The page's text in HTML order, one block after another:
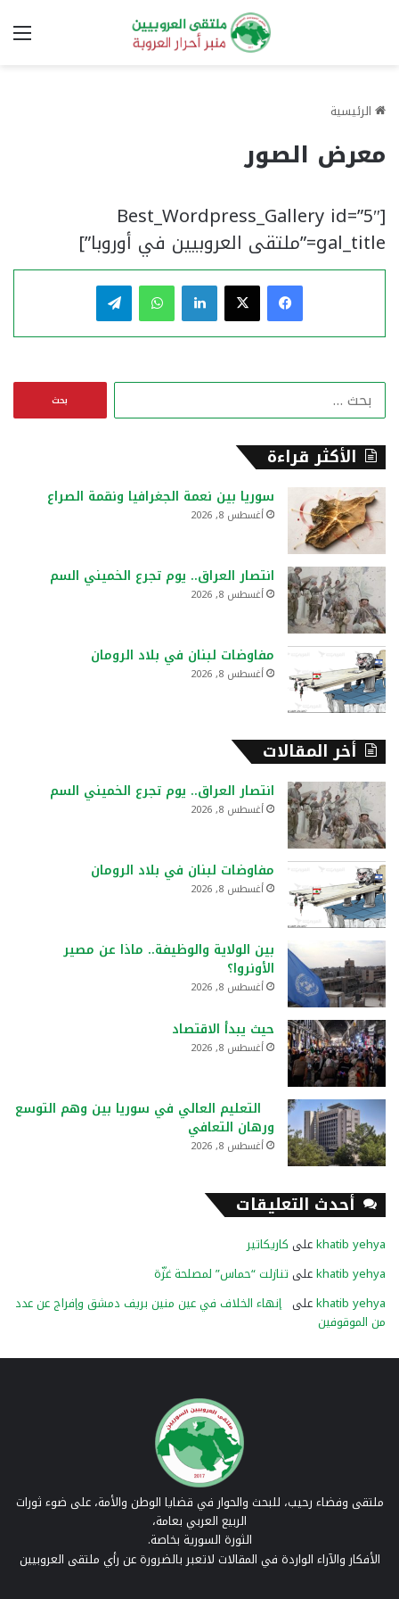
الرئيسية
معرض الصور
[Best_Wordpress_Gallery id=”5″
gal_title=”ملتقى العروبيين في أوروبا”]
فيسبوك لينكدإن واتساب
ن
الأكثر قراءة
سوريا بين نعمة الجغرافيا ونقمة الصراع
أغسطس 8, 2026
انتصار العراق.. يوم تجرع الخميني السم
أغسطس 8, 2026
مفاوضات لبنان في بلاد الرومان
أغسطس 8, 2026
أخر المقالات
انتصار العراق.. يوم تجرع الخميني السم
أغسطس 8, 2026
مفاوضات لبنان في بلاد الرومان
أغسطس 8, 2026
بين الولاية والوظيفة.. ماذا عن مصير
الأونروا؟
أغسطس 8, 2026
حيث يبدأ الاقتصاد
أغسطس 8, 2026
التعليم العالي في سوريا بين وهم التوسع
ورهان التعافي
أغسطس 8, 2026
أحدث التعليقات
khatib yehyaعلى كاريكاتير
khatib yehyaعلى تنازلت “حماس” لمصلحة غزّة
khatib yehyaعلى إنهاء الخلاف في عين منين بريف دمشق وإفراج عن عدد
من الموقوفين
ملتقى وفضاء رحيب، للبحث والحوار في قضايا الوطن والأمة، على ضوء ثورات
الربيع العربي بعامة،
الثورة السورية بخاصة.
الأفكار والآراء الواردة في المقالات لاتعبر بالضرورة عن رأي ملتقى العروبيين